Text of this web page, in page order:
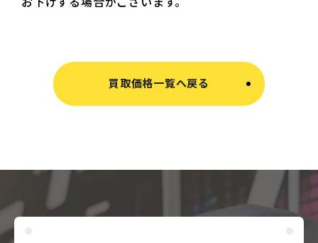
買取価格一覧へ戻る